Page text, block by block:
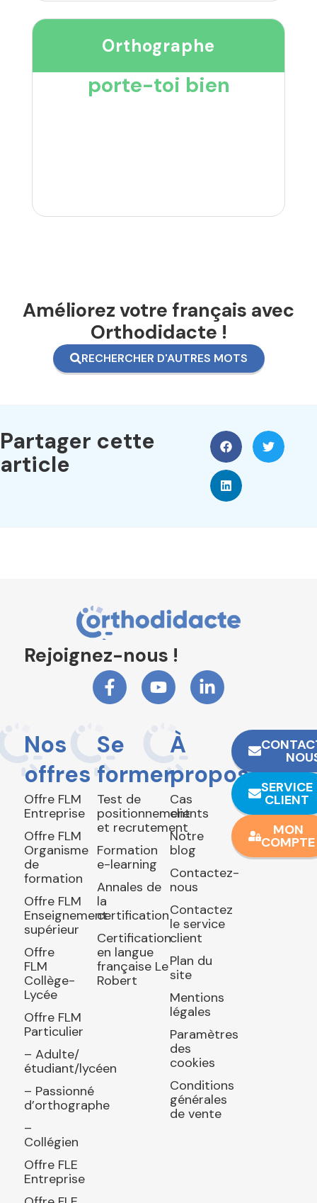
Orthographe
porte-toi bien
Améliorez votre français avec
Orthodidacte !
RECHERCHER D'AUTRES MOTS
Partager cette
article
Rejoignez-nous !
Nos
offres
Offre FLM
Entreprise
Offre FLM
Organisme
de
formation
Offre FLM
Enseignement
supérieur
Offre
FLM
Collège-
Lycée
Offre FLM
Particulier
– Adulte/
étudiant/lycéen
– Passionné
d’orthographe
–
Collégien
Offre FLE
Entreprise
Se
former
Test de
positionnement
et recrutement
Formation
e-learning
Annales de
la
certification
Certification
en langue
française Le
Robert
À
propos
Cas
clients
Notre
blog
Contactez-
nous
Contactez
le service
client
Plan du
site
Mentions
légales
Paramètres
des
cookies
Conditions
générales
de vente
SERVICE
CLIENT
MON
COMPTE